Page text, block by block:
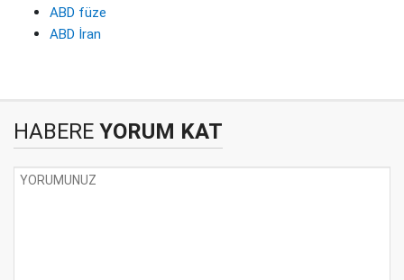
ABD füze
ABD İran
HABERE YORUM KAT